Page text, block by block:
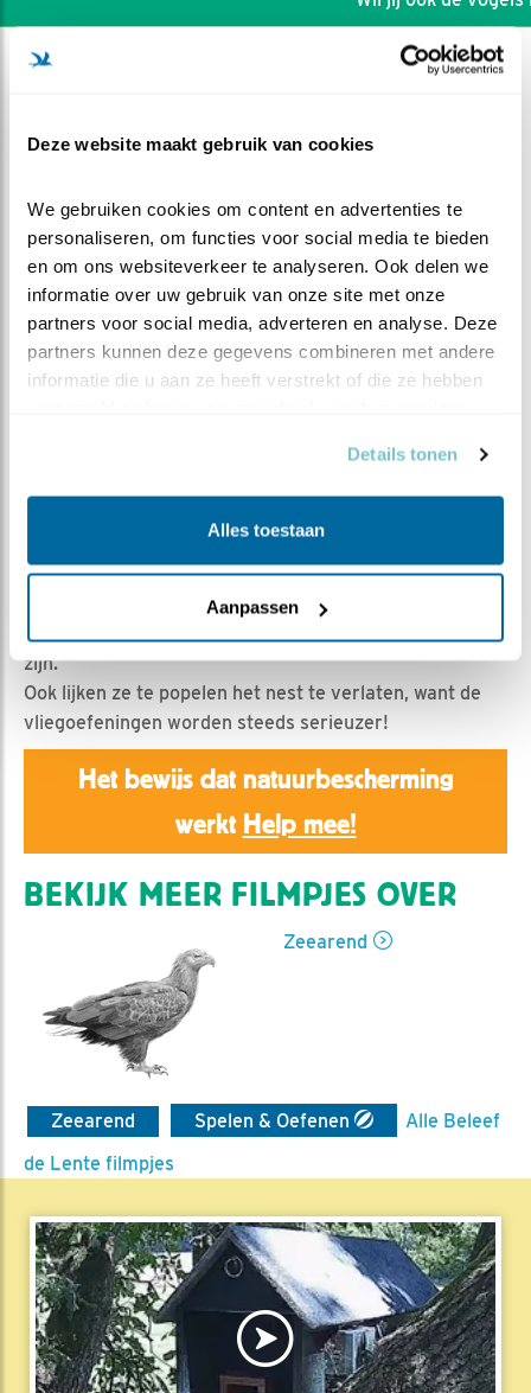
Deze website maakt gebruik van cookies
We gebruiken cookies om content en advertenties te
personaliseren, om functies voor social media te bieden
en om ons websiteverkeer te analyseren. Ook delen we
informatie over uw gebruik van onze site met onze
partners voor social media, adverteren en analyse. Deze
partners kunnen deze gegevens combineren met andere
informatie die u aan ze heeft verstrekt of die ze hebben
Details tonen
Alles toestaan
Aanpassen
Los van het nest
Natuurman Jonathan | Geplaatst op 27 juni 2021, 21:22
|
Vind ik leuk| Bewaar dit filmpje|
713x
Ondanks dat het beeld verre van ideaal is, kunnen we
goed zien dat de zeearend kuikens geen kleintjes meer
zijn.
Ook lijken ze te popelen het nest te verlaten, want de
vliegoefeningen worden steeds serieuzer!
Het bewijs dat natuurbescherming
werkt Help mee!
BEKIJK MEER FILMPJES OVER
Zeearend
Zeearend Spelen & Oefenen
Alle Beleef
de Lente filmpjes